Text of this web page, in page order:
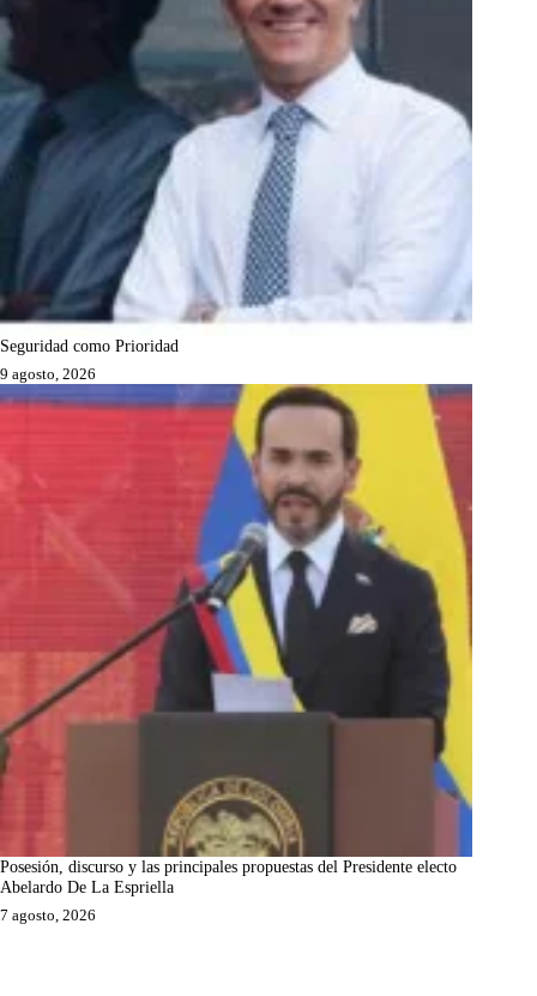
Seguridad como Prioridad
9 agosto, 2026
Posesión, discurso y las principales propuestas del Presidente electo
Abelardo De La Espriella
7 agosto, 2026